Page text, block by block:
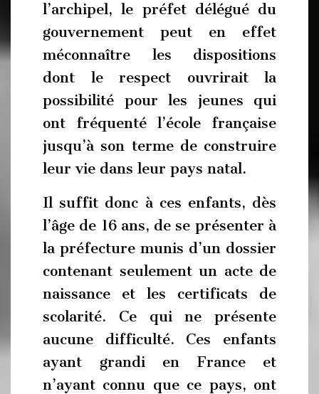
l’archipel, le préfet délégué du
gouvernement peut en effet
méconnaître les dispositions
dont le respect ouvrirait la
possibilité pour les jeunes qui
ont fréquenté l’école française
jusqu’à son terme de construire
leur vie dans leur pays natal.
Il suffit donc à ces enfants, dès
l’âge de 16 ans, de se présenter à
la préfecture munis d’un dossier
contenant seulement un acte de
naissance et les certificats de
scolarité. Ce qui ne présente
aucune difficulté. Ces enfants
ayant grandi en France et
n’ayant connu que ce pays, ont